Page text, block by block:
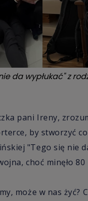
da wypłukać" z
pani Ireny,
by stworzyć
"Tego się nie
choć minęło
może w nas żyć?